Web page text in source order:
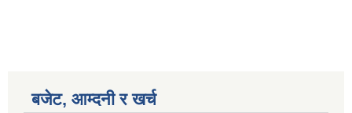
बजेट, आम्दनी र खर्च